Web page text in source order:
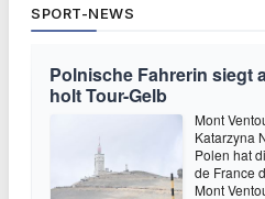
SPORT-NEWS
Polnische Fahrerin siegt
holt Tour-Gelb
Mont
Katarzyna
Polen hat
de France
Mont